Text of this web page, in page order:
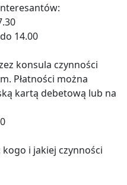
14.00
konsula czynności
Płatności można
kartą debetową lub na
i jakiej czynności